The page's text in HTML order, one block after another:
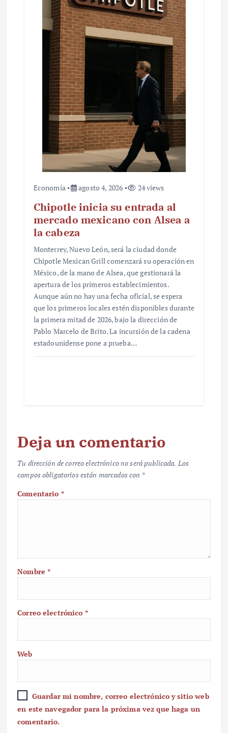
Economía agosto 4, 2026 24 views
Chipotle inicia su entrada al
mercado mexicano con Alsea a
la cabeza
Monterrey, Nuevo León, será la ciudad donde
Chipotle Mexican Grill comenzará su operación en
México, de la mano de Alsea, que gestionará la
apertura de los primeros establecimientos.
Aunque aún no hay una fecha oficial, se espera
que los primeros locales estén disponibles durante
la primera mitad de 2026, bajo la dirección de
Pablo Marcelo de Brito. La incursión de la cadena
estadounidense pone a prueba…
Deja un comentario
Tu dirección de correo electrónico no será publicada. Los
campos obligatorios están marcados con *
Comentario *
Nombre*
Correo electrónico *
Web
Guardar mi nombre, correo electrónico y sitio web
en este navegador para la próxima vez que haga un
comentario.